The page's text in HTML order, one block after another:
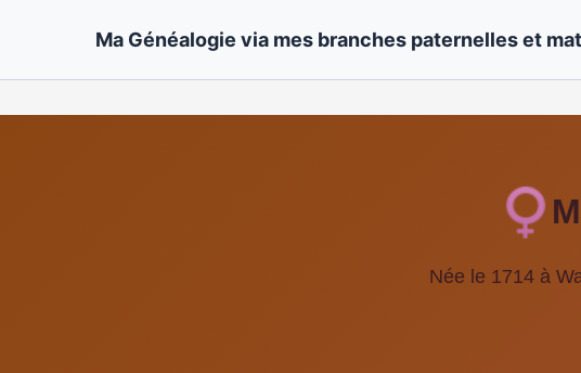
Ma Généalogie via mes branches paternelles et
Née le 1714 à